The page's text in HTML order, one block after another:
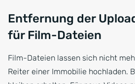
Entfernung der
für Film-Dateien
Film-Dateien lassen sich nicht
Reiter einer Immobilie hochladen.